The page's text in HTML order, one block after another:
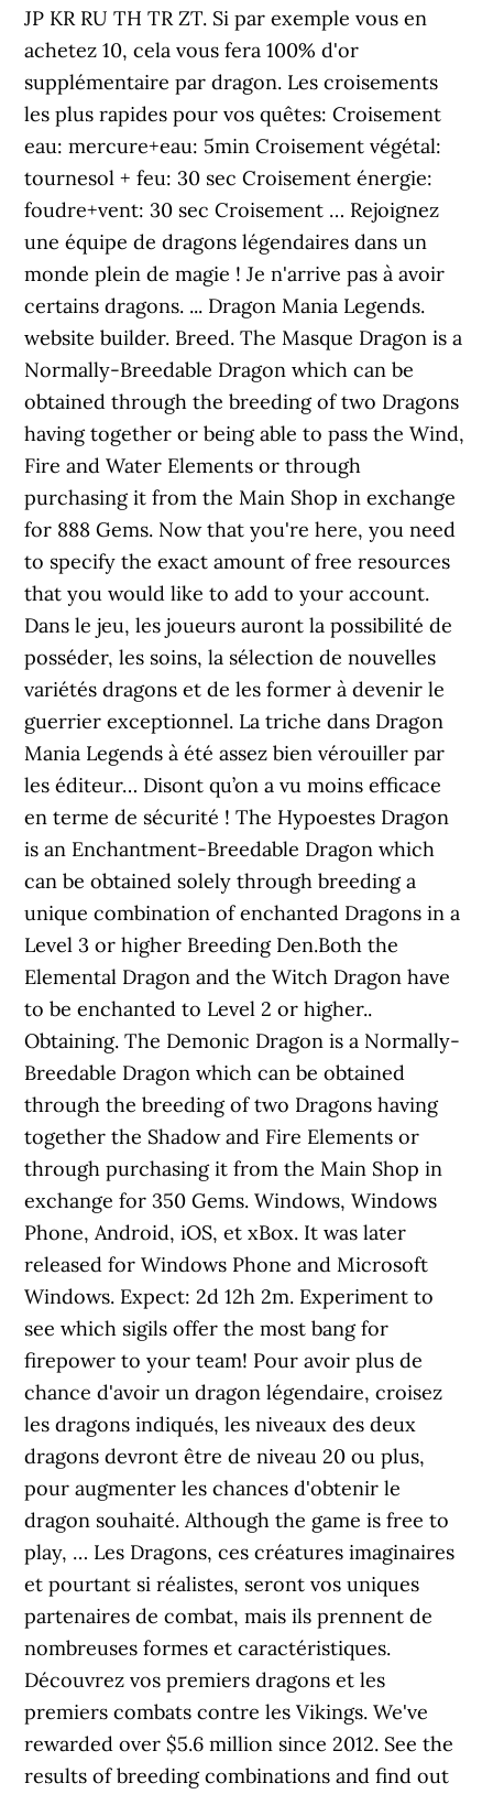
JP KR RU TH TR ZT. Si par exemple vous en
achetez 10, cela vous fera 100% d'or
supplémentaire par dragon. Les croisements
les plus rapides pour vos quêtes: Croisement
eau: mercure+eau: 5min Croisement végétal:
tournesol + feu: 30 sec Croisement énergie:
foudre+vent: 30 sec Croisement … Rejoignez
une équipe de dragons légendaires dans un
monde plein de magie ! Je n'arrive pas à avoir
certains dragons. ... Dragon Mania Legends.
website builder. Breed. The Masque Dragon is a
Normally-Breedable Dragon which can be
obtained through the breeding of two Dragons
having together or being able to pass the Wind,
Fire and Water Elements or through
purchasing it from the Main Shop in exchange
for 888 Gems. Now that you're here, you need
to specify the exact amount of free resources
that you would like to add to your account.
Dans le jeu, les joueurs auront la possibilité de
posséder, les soins, la sélection de nouvelles
variétés dragons et de les former à devenir le
guerrier exceptionnel. La triche dans Dragon
Mania Legends à été assez bien vérouiller par
les éditeur… Disont qu’on a vu moins efficace
en terme de sécurité ! The Hypoestes Dragon
is an Enchantment-Breedable Dragon which
can be obtained solely through breeding a
unique combination of enchanted Dragons in a
Level 3 or higher Breeding Den.Both the
Elemental Dragon and the Witch Dragon have
to be enchanted to Level 2 or higher..
Obtaining. The Demonic Dragon is a Normally-
Breedable Dragon which can be obtained
through the breeding of two Dragons having
together the Shadow and Fire Elements or
through purchasing it from the Main Shop in
exchange for 350 Gems. Windows, Windows
Phone, Android, iOS, et xBox. It was later
released for Windows Phone and Microsoft
Windows. Expect: 2d 12h 2m. Experiment to
see which sigils offer the most bang for
firepower to your team! Pour avoir plus de
chance d'avoir un dragon légendaire, croisez
les dragons indiqués, les niveaux des deux
dragons devront être de niveau 20 ou plus,
pour augmenter les chances d'obtenir le
dragon souhaité. Although the game is free to
play, … Les Dragons, ces créatures imaginaires
et pourtant si réalistes, seront vos uniques
partenaires de combat, mais ils prennent de
nombreuses formes et caractéristiques.
Découvrez vos premiers dragons et les
premiers combats contre les Vikings. We've
rewarded over $5.6 million since 2012. See the
results of breeding combinations and find out